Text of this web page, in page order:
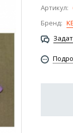
Артикул:
Бренд: